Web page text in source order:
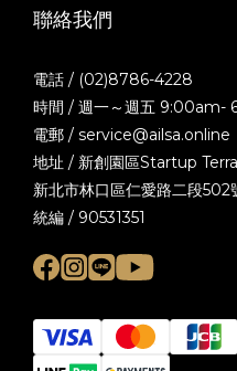
聯絡我們
電話 / (02)8786-4228
時間 / 週一～週五 9:00am-
電郵 / service@ailsa.online
地址 / 新創園區Startup
新北市林口區仁愛路二段502
統編 / 90531351